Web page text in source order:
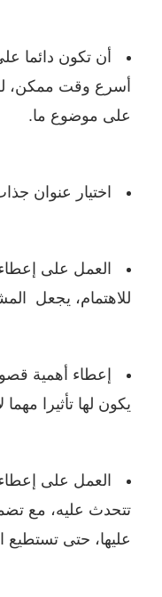
أن تكون دائما
أسرع وقت ممكن،
على موضوع ما.
اختيار عنوان
العمل على
للاهتمام، يجعل
إعطاء أهمية
يكون لها تأثيرا
العمل على
تتحدث عليه، مع
عليها، حتى